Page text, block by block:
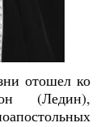
отошел ко
(Ледин),